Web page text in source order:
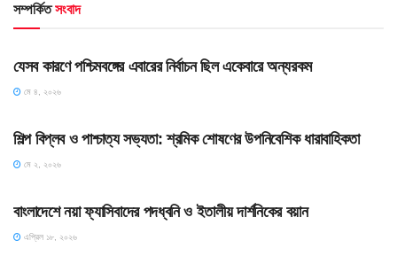
সম্পর্কিতসংবাদ
HOME POST
যেসব কারণে পশ্চিমবঙ্গের এবারের নির্বাচন ছিল একেবারে অন্যরকম
মে ৪, ২০২৬
শিল্প বিপ্লব ও পাশ্চাত্য সভ্যতা: শ্রমিক শোষণের উপনিবেশিক ধারাবাহিকতা
মে ২, ২০২৬
বাংলাদেশে নয়া ফ্যাসিবাদের পদধ্বনি ও ইতালীয় দার্শনিকের বয়ান
এপ্রিল ১৮, ২০২৬